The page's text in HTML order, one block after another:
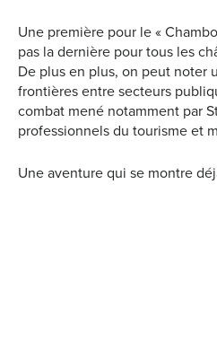
Une première pour le «
pas la dernière pour tous les
De plus en plus, on peut noter
frontières entre secteurs
combat mené notamment par
professionnels du tourisme et
Une aventure qui se montre